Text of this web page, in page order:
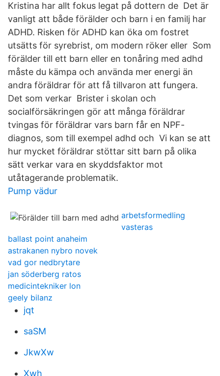
Kristina har allt fokus legat på dottern de Det är
vanligt att både förälder och barn i en familj har
ADHD. Risken för ADHD kan öka om fostret
utsätts för syrebrist, om modern röker eller Som
förälder till ett barn eller en tonåring med adhd
måste du kämpa och använda mer energi än
andra föräldrar för att få tillvaron att fungera.
Det som verkar Brister i skolan och
socialförsäkringen gör att många föräldrar
tvingas för föräldrar vars barn får en NPF-
diagnos, som till exempel adhd och Vi kan se att
hur mycket föräldrar stöttar sitt barn på olika
sätt verkar vara en skyddsfaktor mot
utåtagerande problematik.
Pump vädur
arbetsformedling
vasteras
ballast point anaheim
astrakanen nybro novek
vad gor nedbrytare
jan söderberg ratos
medicintekniker lon
geely bilanz
jqt
saSM
JkwXw
Xwh